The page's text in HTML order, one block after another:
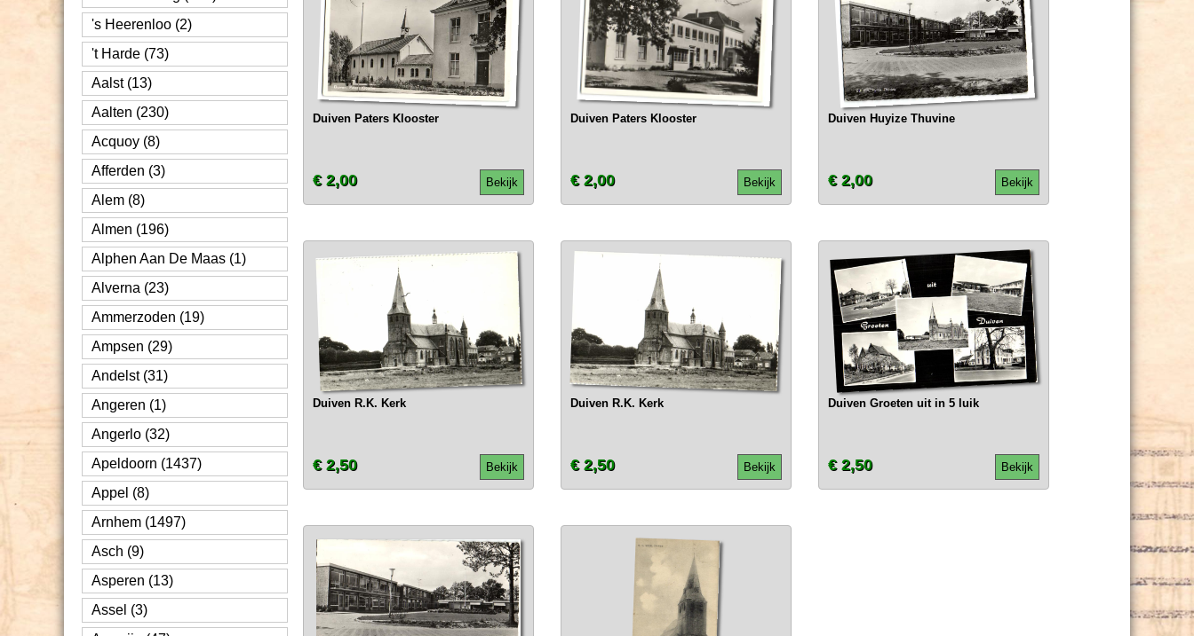
's Heerenloo (2)
't Harde (73)
Aalst (13)
Aalten (230)
Acquoy (8)
Afferden (3)
Alem (8)
Almen (196)
Alphen Aan De Maas (1)
Alverna (23)
Ammerzoden (19)
Ampsen (29)
Andelst (31)
Angeren (1)
Angerlo (32)
Apeldoorn (1437)
Appel (8)
Arnhem (1497)
Asch (9)
Asperen (13)
Assel (3)
Duiven Paters Klooster
Bekijk
€ 2,00
Duiven Paters Klooster
Bekijk
€ 2,00
Duiven Huyize Thuvine
Bekijk
€ 2,00
Duiven R.K. Kerk
Bekijk
€ 2,50
Duiven R.K. Kerk
Bekijk
€ 2,50
Duiven Groeten uit in 5 luik
Bekijk
€ 2,50